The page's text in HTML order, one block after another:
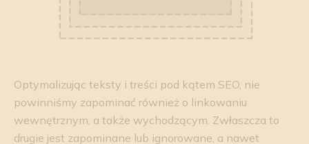
Optymalizując teksty i treści pod kątem SEO, nie
powinniśmy zapominać również o linkowaniu
wewnętrznym, a także wychodzącym. Zwłaszcza to
drugie jest zapominane lub ignorowane, a nawet